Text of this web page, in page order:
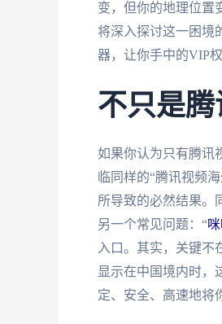
变，但你的地理位置
将深入探讨这一困境
器，让你手中的VIP
不只是
如果你认为只有腾讯
临同样的“腾讯视频
所导致的必然结果。
另一个常见问题：“
入口。其实，关键不
显示在中国境内时，
定、安全、高速地将